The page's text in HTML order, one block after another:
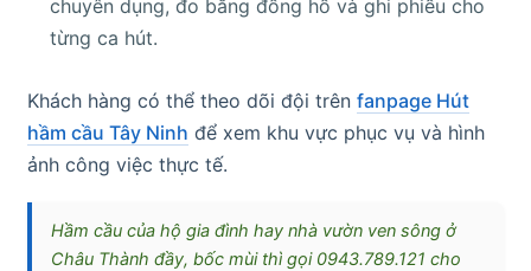
chuyên dụng, đo bằng đồng hồ và ghi phiếu cho
từng ca hút.
Khách hàng có thể theo dõi đội trên fanpage Hút
hầm cầu Tây Ninh để xem khu vực phục vụ và hình
ảnh công việc thực tế.
Hầm cầu của hộ gia đình hay nhà vườn ven sông ở
Châu Thành đầy, bốc mùi thì gọi 0943.789.121 cho